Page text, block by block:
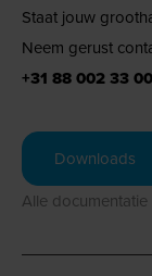
Staat jouw
Neem gerust
+31 88 002 33 00
Downloads
Alle